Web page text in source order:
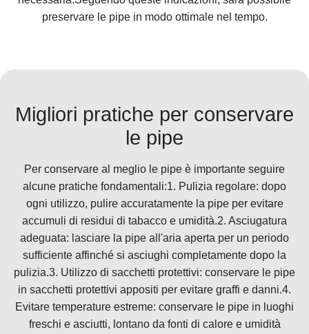
preservare le pipe in modo ottimale nel tempo.
Migliori pratiche per conservare
le pipe
Per conservare al meglio le pipe è importante seguire
alcune pratiche fondamentali:1. Pulizia regolare: dopo
ogni utilizzo, pulire accuratamente la pipe per evitare
accumuli di residui di tabacco e umidità.2. Asciugatura
adeguata: lasciare la pipe all'aria aperta per un periodo
sufficiente affinché si asciughi completamente dopo la
pulizia.3. Utilizzo di sacchetti protettivi: conservare le pipe
in sacchetti protettivi appositi per evitare graffi e danni.4.
Evitare temperature estreme: conservare le pipe in luoghi
freschi e asciutti, lontano da fonti di calore e umidità